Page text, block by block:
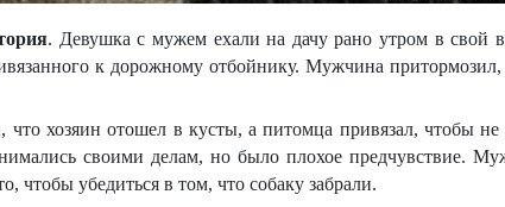
. Девушка с мужем ехали на дачу рано утром в свой
к дорожному отбойнику. Мужчина
хозяин отошел в кусты, а питомца привязал, чтобы не
своими делам, но было плохое предчувствие.
чтобы убедиться в том, что собаку забрали.